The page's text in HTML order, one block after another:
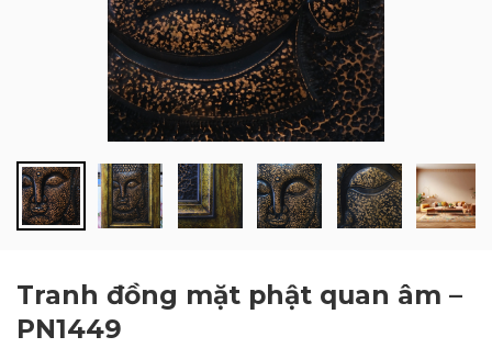
TRANH SƠN DẦU
Tranh đồng mặt phật quan âm –
PN1449